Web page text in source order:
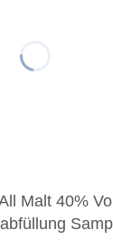
Malt 40% Vol